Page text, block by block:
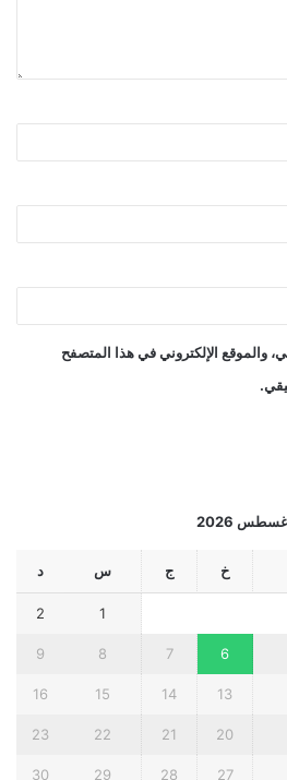
والموقع الإلكتروني في هذا المتصفح
2026
خ ج س د
1
2
6
7
8
9
13
14
15
16
20
21
22
23
27
28
29
30